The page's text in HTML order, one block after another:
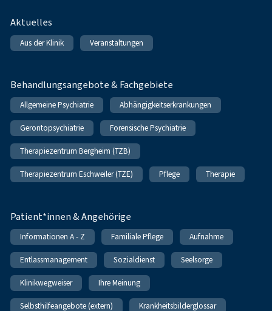
Fußnavigation
Aktuelles
Aus der Klinik Veranstaltungen
Behandlungsangebote & Fachgebiete
Allgemeine Psychiatrie Abhängigkeitserkrankungen
Gerontopsychiatrie Forensische Psychiatrie
Therapiezentrum Bergheim (TZB)
Therapiezentrum Eschweiler (TZE) Pflege Therapie
Patient*innen & Angehörige
Informationen A - Z Familiale Pflege Aufnahme
Entlassmanagement Sozialdienst Seelsorge
Klinikwegweiser Ihre Meinung
Selbsthilfeangebote (extern) Krankheitsbilderglossar